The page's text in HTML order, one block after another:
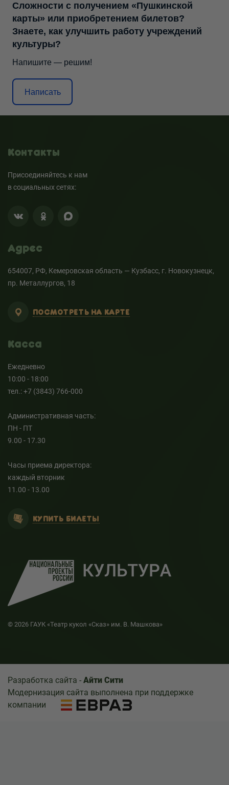
Сложности с получением «Пушкинской
карты» или приобретением билетов?
Знаете, как улучшить работу учреждений
культуры?
Напишите — решим!
Написать
Контакты
Присоединяйтесь к нам
в социальных сетях:
Адрес
654007, РФ, Кемеровская область — Кузбасс, г. Новокузнецк,
пр. Металлургов, 18
ПОСМОТРЕТЬ НА КАРТЕ
Касса
Ежедневно
10:00 - 18:00
тел.: +7 (3843) 766-000
Административная часть:
ПН - ПТ
9.00 - 17.30
Часы приема директора:
каждый вторник
11.00 - 13.00
КУПИТЬ БИЛЕТЫ
© 2026 ГАУК «Театр кукол «Сказ» им. В. Машкова»
Разработка сайта - Айти Сити
Модернизация сайта выполнена при поддержке
компании